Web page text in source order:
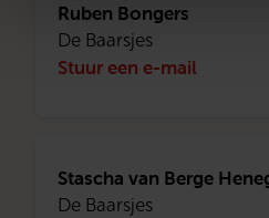
Ruben Bongers
De Baarsjes
Stuur een e-mail
Stascha van Berge
De Baarsjes